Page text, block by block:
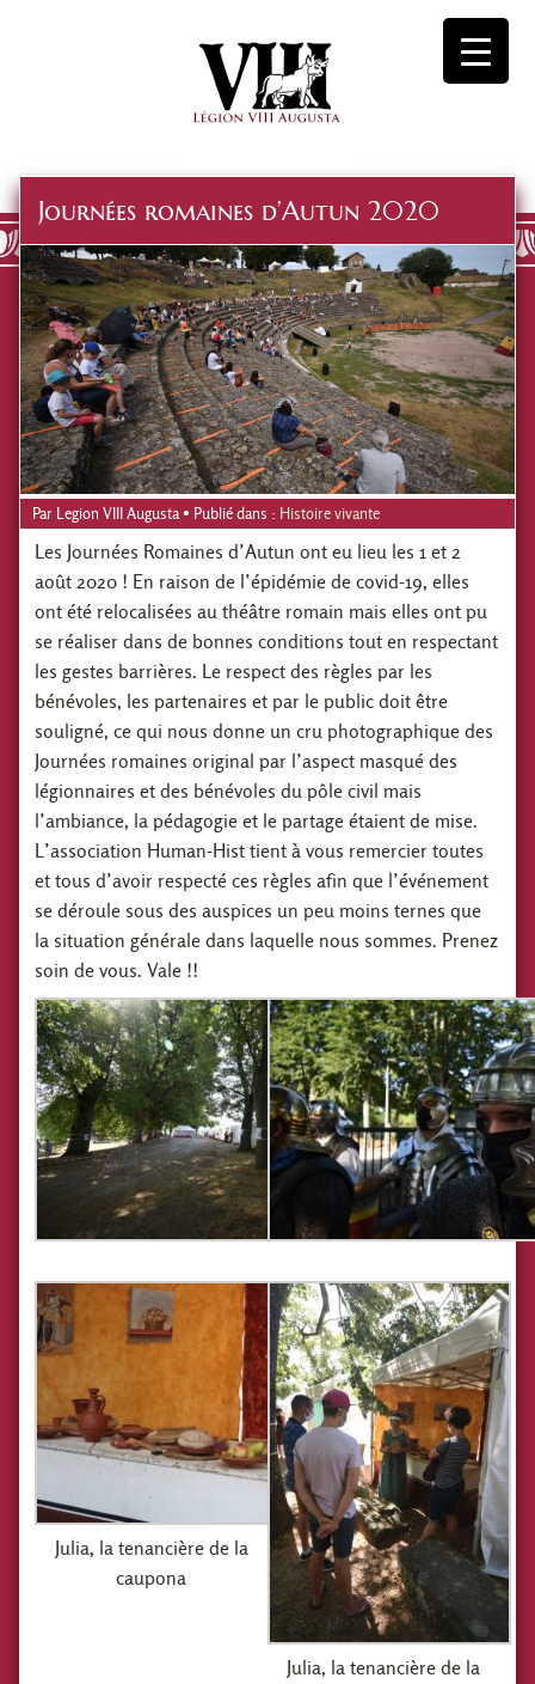
Journées romaines d’Autun 2020
Par Legion VIII Augusta• Publié dans : Histoire vivante
Les Journées Romaines d’Autun ont eu lieu les 1 et 2
août 2020 ! En raison de l’épidémie de covid-19, elles
ont été relocalisées au théâtre romain mais elles ont pu
se réaliser dans de bonnes conditions tout en respectant
les gestes barrières. Le respect des règles par les
bénévoles, les partenaires et par le public doit être
souligné, ce qui nous donne un cru photographique des
Journées romaines original par l’aspect masqué des
légionnaires et des bénévoles du pôle civil mais
l’ambiance, la pédagogie et le partage étaient de mise.
L’association Human-Hist tient à vous remercier toutes
et tous d’avoir respecté ces règles afin que l’événement
se déroule sous des auspices un peu moins ternes que
la situation générale dans laquelle nous sommes. Prenez
soin de vous. Vale !!
Julia, la tenancière de la
caupona
Julia, la tenancière de la